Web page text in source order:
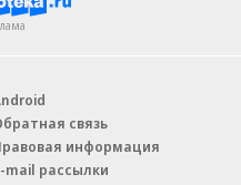
связь
информация
mail рассылки